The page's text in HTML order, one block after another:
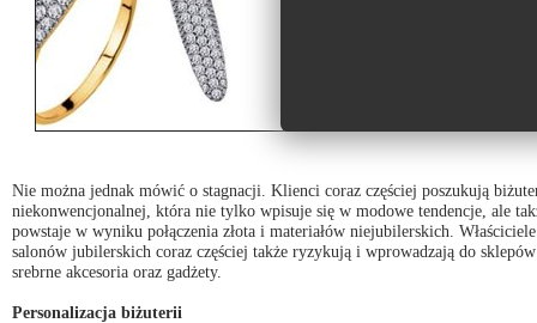
Nie można jednak mówić o stagnacji. Klienci coraz częściej poszukują
niekonwencjonalnej, która nie tylko wpisuje się w modowe tendencje, ale
powstaje w wyniku połączenia złota i materiałów niejubilerskich. Właściciele
salonów jubilerskich coraz częściej także ryzykują i wprowadzają do sklepów
srebrne akcesoria oraz gadżety.
Personalizacja biżuterii